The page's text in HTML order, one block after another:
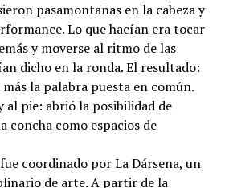
pasamontañas en la cabeza y
Lo que hacían era tocar
y moverse al ritmo de las
dicho en la ronda. El resultado:
la palabra puesta en común.
pie: abrió la posibilidad de
concha como espacios de
coordinado por La Dársena, un
de arte. A partir de la